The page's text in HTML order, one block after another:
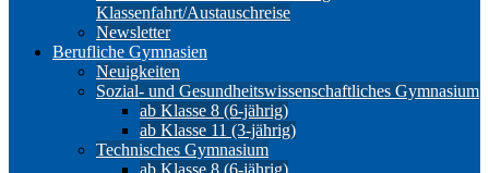
Klassenfahrt/Austauschreise
Newsletter
Berufliche Gymnasien
Neuigkeiten
Sozial- und Gesundheitswissenschaftliches Gymnasium
ab Klasse 8 (6-jährig)
ab Klasse 11 (3-jährig)
Technisches Gymnasium
ab Klasse 8 (6-jährig)